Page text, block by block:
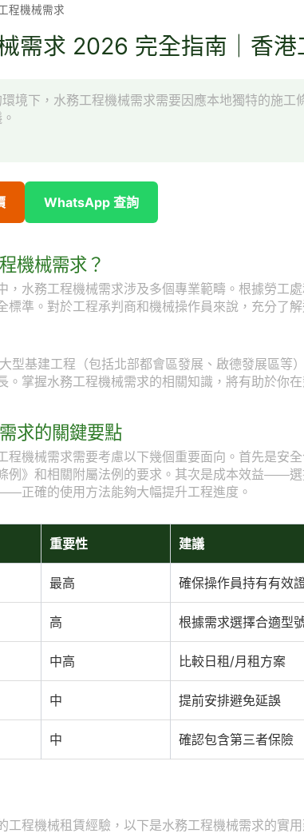
程機械需求
需求 2026 完全指南｜香港
境下，水務工程機械需求需要因應本地獨特的施工
WhatsApp 查詢
機械需求？
，水務工程機械需求涉及多個專業範疇。根據勞工
標準。對於工程承判商和機械操作員來說，充分了
型基建工程（包括北部都會區發展、啟德發展區等
。掌握水務工程機械需求的相關知識，將有助於你
求的關鍵要點
程機械需求需要考慮以下幾個重要面向。首先是
例》和相關附屬法例的要求。其次是成本效益——
正確的使用方法能夠大幅提升工程進度。
重要性 建議
最高 確保操作員持有有效
高 根據需求選擇合適型
中高 比較日租/月租方案
中 提前安排避免延誤
中 確認包含第三者保險
工程機械租賃經驗，以下是水務工程機械需求的實